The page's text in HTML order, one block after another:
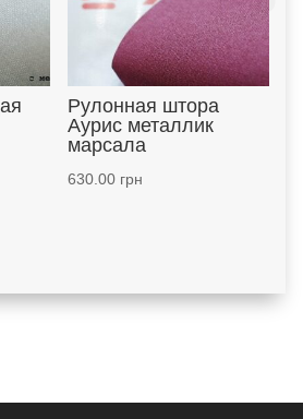
Рулонная штора
Аурис металлик
марсала
630.00грн